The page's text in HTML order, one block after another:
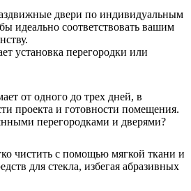
двери по индивидуальным
идеально соответствовать вашим
установка перегородки или
от одного до трех дней, в
проекта и готовности помещения.
перегородками и дверями?
чистить с помощью мягкой ткани и
для стекла, избегая абразивных